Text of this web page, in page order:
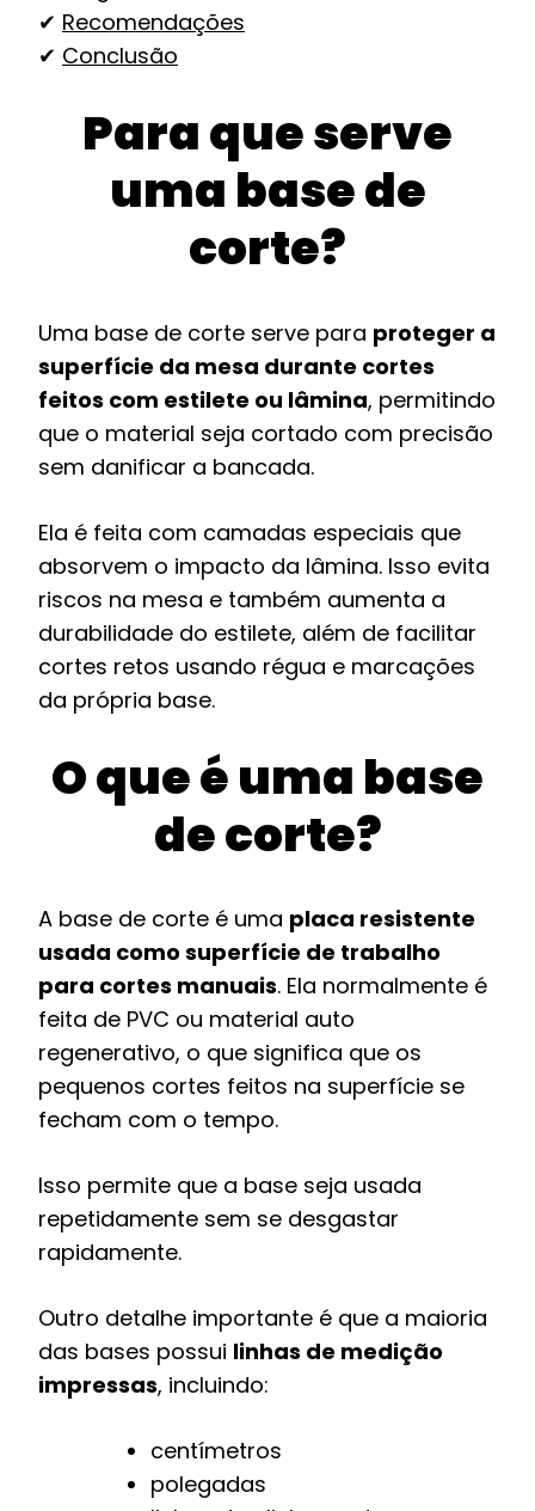
✔ Recomendações
✔ Conclusão
Para que serve
uma base de
corte?
Uma base de corte serve para proteger a
superfície da mesa durante cortes
feitos com estilete ou lâmina, permitindo
que o material seja cortado com precisão
sem danificar a bancada.
Ela é feita com camadas especiais que
absorvem o impacto da lâmina. Isso evita
riscos na mesa e também aumenta a
durabilidade do estilete, além de facilitar
cortes retos usando régua e marcações
da própria base.
O que é uma base
de corte?
A base de corte é uma placa resistente
usada como superfície de trabalho
para cortes manuais. Ela normalmente é
feita de PVC ou material auto
regenerativo, o que significa que os
pequenos cortes feitos na superfície se
fecham com o tempo.
Isso permite que a base seja usada
repetidamente sem se desgastar
rapidamente.
Outro detalhe importante é que a maioria
das bases possui linhas de medição
impressas, incluindo:
centímetros
polegadas